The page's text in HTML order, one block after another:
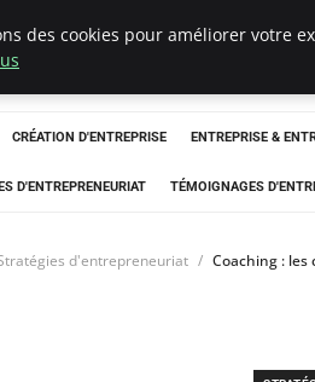
CRÉATION D'ENTREPRISE ENTREPRISE &
D'ENTREPRENEURIAT TÉMOIGNAGES
d'entrepreneuriat Coaching :
des cookies pour améliorer votre